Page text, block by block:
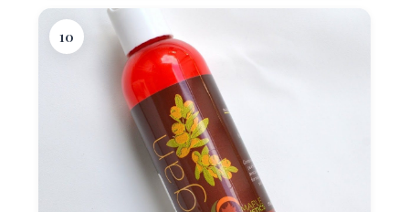
10